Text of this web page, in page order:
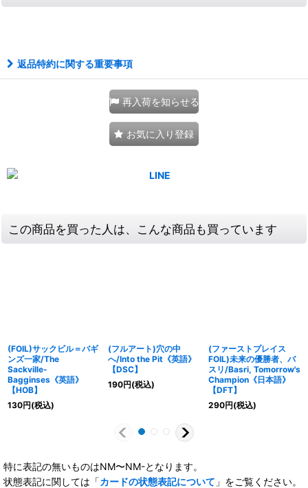
返品特約に関する重要事項
再入荷を知らせる
お気に入り登録
この商品を買った人は、こんな商品も買っています
(FOIL)サックビル＝バギ
ンズ一家/The
Sackville-
Bagginses《英語》
【HOB】
130円(税込)
(フルアート)穴の中
へ/Into the Pit《英語》
【DSC】
190円(税込)
(ファーストプレイス
FOIL)未来の優勝者、バ
スリ/Basri, Tomorrow's
Champion《日本語》
【DFT】
290円(税込)
特に表記の無いものはNM〜NM-となります。
状態表記に関しては「カードの状態表記について 」をご覧ください。